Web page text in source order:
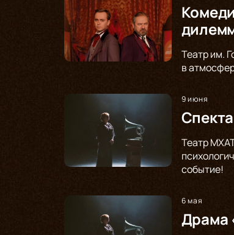
Театр им.
в
9 июня
Театр
событие!
6 мая
Драма